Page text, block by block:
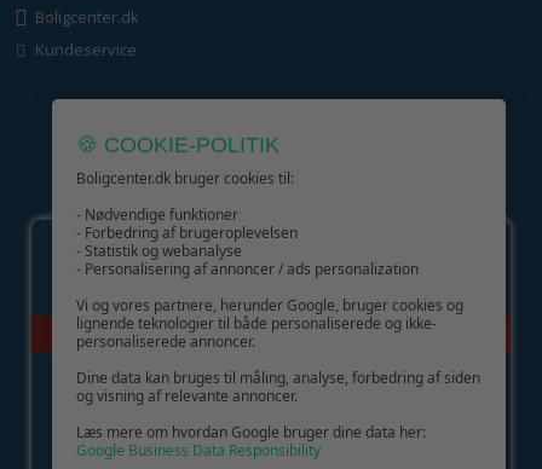
Boligcenter.dk
Kundeservice
GIV GLÆDE MED ET GAVEKORT!
🍪 COOKIE-POLITIK
Boligcenter.dk bruger cookies til:
- Nødvendige funktioner
- Forbedring af brugeroplevelsen
- Statistik og webanalyse
- Personalisering af annoncer / ads personalization
Vi og vores partnere, herunder Google, bruger cookies og
lignende teknologier til både personaliserede og ikke-
personaliserede annoncer.
Dine data kan bruges til måling, analyse, forbedring af siden
og visning af relevante annoncer.
Læs mere om hvordan Google bruger dine data her:
Google Business Data Responsibility